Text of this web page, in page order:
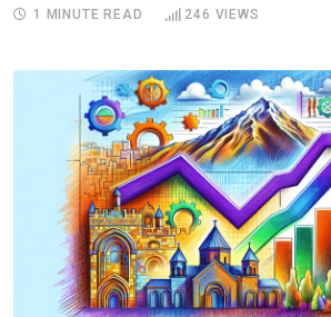
1 MINUTE READ 246 VIEWS